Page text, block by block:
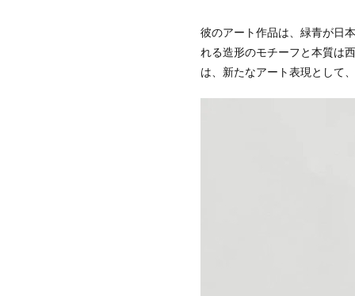
彼のアート作品は、緑青が日
れる造形のモチーフと本質は
は、新たなアート表現として